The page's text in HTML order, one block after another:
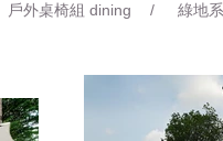
戶外桌椅組 dining / 綠地